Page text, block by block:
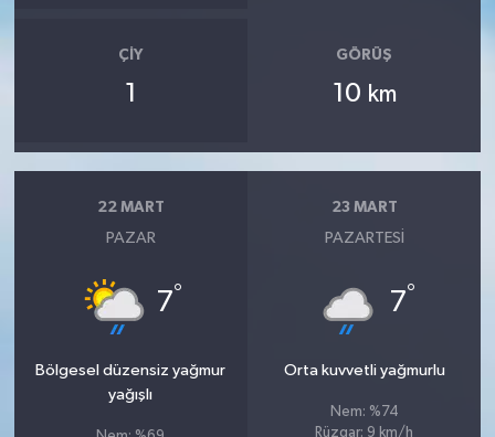
ÇIY
1
GÖRÜŞ
10 km
22 MART
PAZAR
7°
Bölgesel düzensiz yağmur
yağışlı
23 MART
PAZARTESI
7°
Orta kuvvetli yağmurlu
Nem: %74
Rüzgar: 9 km/h